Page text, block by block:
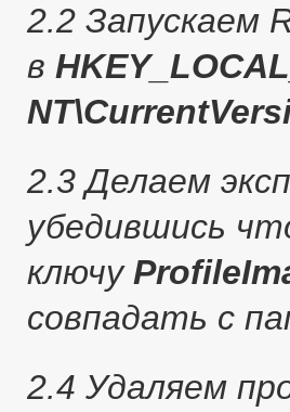
2.2 Запускаем
в
2.3 Делаем
убедившись
ключу
совпадать с
2.4 Удаляем